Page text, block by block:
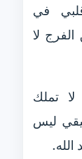
في
لا
تملك
ليس